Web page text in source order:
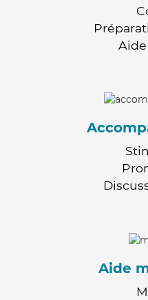
Aide